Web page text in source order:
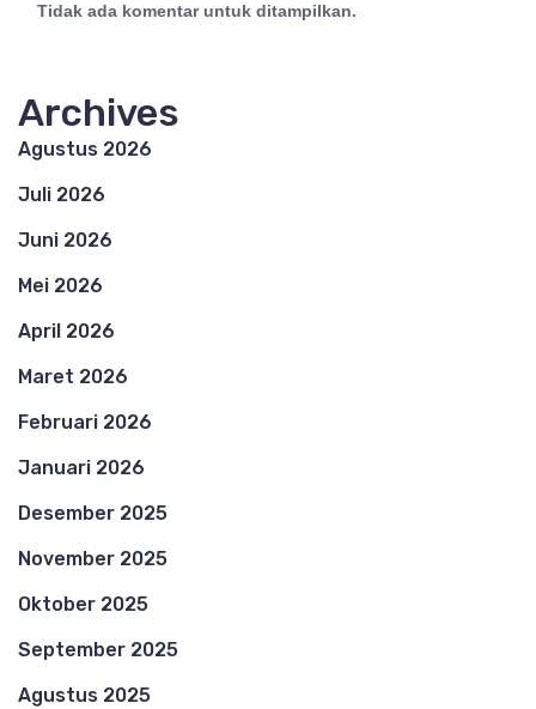
Tidak ada komentar untuk ditampilkan.
Archives
Agustus 2026
Juli 2026
Juni 2026
Mei 2026
April 2026
Maret 2026
Februari 2026
Januari 2026
Desember 2025
November 2025
Oktober 2025
September 2025
Agustus 2025